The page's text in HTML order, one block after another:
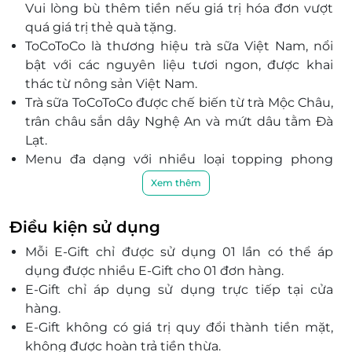
459 Bạch Mai, P. Trương Định, Quận Hai Bà Trưng,
Hà Nội
số 10 Nguyễn Khuyến, P. Văn Miếu, Quận Đống Đa,
Hà Nội
số 114 Cầu Gỗ, P. Hàng Bạc, Quận Hoàn Kiếm, Hà Nội
41 Thái Thịnh, P. Ngã Tư Sở, Quận Đống Đa, Hà Nội
Lô 267- Tầng 2 TTTM Aeon Mall Hà Đông, P. Dương
Nội, Quận Hà Đông, Hà Nội
269 Lĩnh Nam, P. Vĩnh Hưng, Quận Hoàng Mai, Hà
123 Chùa Quỳnh, P. Quỳnh Lôi , Quận Hai Bà Trưng,
Hà Nội
209 Hà Trì 4, Hà Cầu, Quận Hà Đông, Hà Nội
số 355 Đại Mỗ, P. Đại Mỗ, Quận Hà Đông, Hà Nội
331 Kim Mã, P. Giảng Võ, Quận Ba Đình, Hà Nội
348 Thụy Khuê, P. Bưởi, Quận Tây Hồ, Hà Nội
Vui lòng bù thêm tiền nếu giá trị hóa đơn vượt
quá giá trị thẻ quà tặng.
ToCoToCo là thương hiệu trà sữa Việt Nam, nổi
bật với các nguyên liệu tươi ngon, được khai
thác từ nông sản Việt Nam.
Trà sữa ToCoToCo được chế biến từ trà Mộc Châu,
trân châu sắn dây Nghệ An và mứt dâu tằm Đà
Lạt.
Menu đa dạng với nhiều loại topping phong
phú, phù hợp với nhiều sở thích khác nhau.
ToCoToCo cam kết sử dụng nguyên liệu an toàn,
tốt cho sức khỏe khách hàng.
Với gần 1000 cửa hàng trải dài trên khắp cả nước,
ToCoToCo đem đến những trải nghiệm tuyệt vời
cho khách hàng yêu thích trà sữa thuần Việt.
Thương hiệu đã trở thành biểu tượng của trà sữa
Việt với chất lượng sản phẩm vượt trội.
Thẻ quà tặng LifeLink giúp bạn dễ dàng thưởng
thức những ly trà sữa tuyệt vời từ ToCoToCo.
Xem thêm
Điều kiện sử dụng
Mỗi E-Gift chỉ được sử dụng 01 lần có thể áp
dụng được nhiều E-Gift cho 01 đơn hàng.
E-Gift chỉ áp dụng sử dụng trực tiếp tại cửa
hàng.
E-Gift không có giá trị quy đổi thành tiền mặt,
không được hoàn trả tiền thừa.